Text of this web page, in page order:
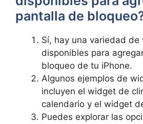
⁢pantalla de
Sí, hay una variedad de
disponibles para
bloqueo de tu iPhone.
Algunos ejemplos de
incluyen el widget de
calendario y el widget
Puedes explorar las